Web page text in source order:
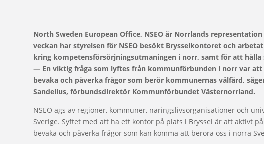
North Sweden European Office, NSEO är Norrlands representation
veckan har styrelsen för NSEO besökt Brysselkontoret och
kring kompetensförsörjningsutmaningen i norr, samt för att hålla
— En viktig fråga som lyftes från kommunförbunden i norr var att
bevaka och påverka frågor som berör kommunernas välfärd,
Sandelius, förbundsdirektör Kommunförbundet Västernorrland.
NSEO ägs av regioner, kommuner, näringslivsorganisationer och
Sverige. Syftet med att ha ett kontor på plats i Bryssel är att aktivt
bevaka och påverka frågor som kan komma att beröra oss i norra